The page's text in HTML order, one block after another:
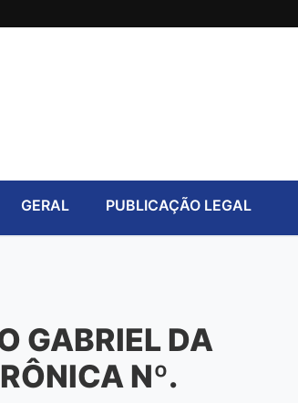
GERAL PUBLICAÇÃO LEGAL
GABRIEL DA
Nº.